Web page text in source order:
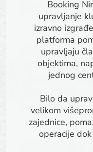
Booking
upravljanje
izravno
platforma
upravljaju
objektima,
jednog
Bilo da
velikom
zajednice,
operacije